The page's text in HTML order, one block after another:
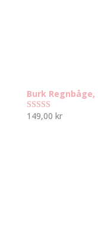
Burk
Betygsatt
149,00 kr